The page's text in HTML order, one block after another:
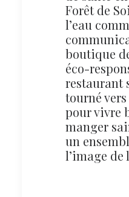
Forêt de
l’eau
boutique
éco-
restaurant
tourné
pour vivre
manger
un
l’image de